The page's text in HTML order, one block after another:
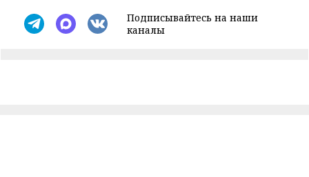
Подписывайтесь на наши
каналы